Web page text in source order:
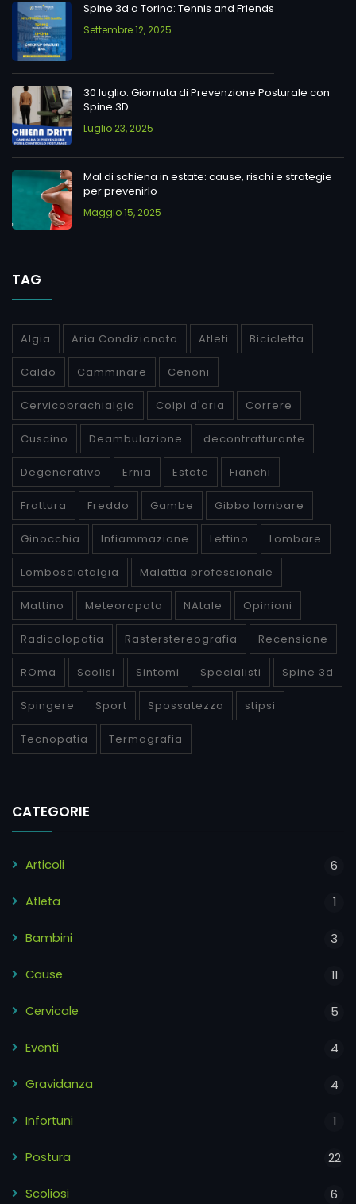
Spine 3d a Torino: Tennis and Friends
Settembre 12, 2025
30 luglio: Giornata di Prevenzione Posturale con
Spine 3D
Luglio 23, 2025
Mal di schiena in estate: cause, rischi e strategie
per prevenirlo
Maggio 15, 2025
TAG
Algia Aria Condizionata Atleti Bicicletta
Caldo Camminare Cenoni
Cervicobrachialgia Colpi d'aria Correre
Cuscino Deambulazione decontratturante
Degenerativo Ernia Estate Fianchi
Frattura Freddo Gambe Gibbo lombare
Ginocchia Infiammazione Lettino Lombare
Lombosciatalgia Malattia professionale
Mattino Meteoropata NAtale Opinioni
Radicolopatia Rasterstereografia Recensione
ROma Scolisi Sintomi Specialisti Spine 3d
Spingere Sport Spossatezza stipsi
Tecnopatia Termografia
CATEGORIE
Articoli 6
Atleta 1
Bambini 3
Cause 11
Cervicale 5
Eventi 4
Gravidanza 4
Infortuni 1
Postura 22
Scoliosi 6